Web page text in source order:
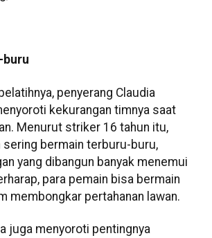
buru
penyerang Claudia
kekurangan timnya saat
Menurut striker 16 tahun itu,
sering bermain terburu-buru,
yang dibangun banyak menemui
para pemain bisa bermain
membongkar pertahanan lawan.
juga menyoroti pentingnya